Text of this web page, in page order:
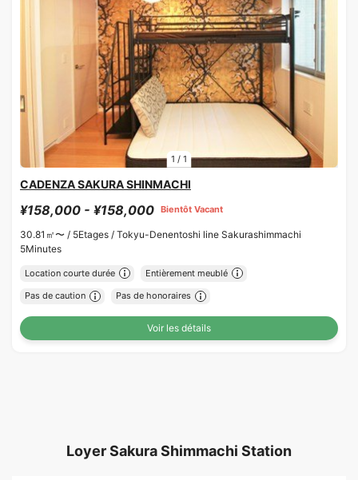
1 / 1
CADENZA SAKURA SHINMACHI
¥158,000 - ¥158,000 Bientôt Vacant
30.81㎡〜 / 5Etages / Tokyu-Denentoshi line Sakurashimmachi
5Minutes
Location courte durée Entièrement meublé
Pas de caution Pas de honoraires
Voir les détails
Loyer Sakura Shimmachi Station